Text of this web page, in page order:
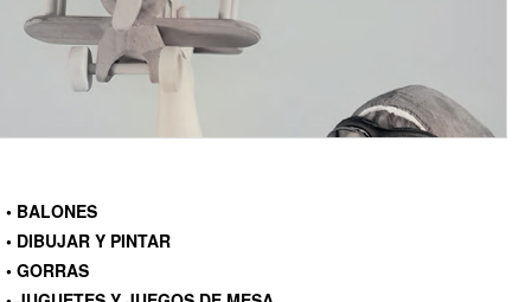
• BALONES
• DIBUJAR Y PINTAR
• GORRAS